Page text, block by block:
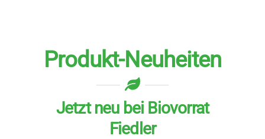
Produkt-Neuheiten
Jetzt neu bei Biovorrat
Fiedler